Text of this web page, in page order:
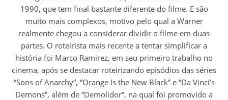
1990, que tem final bastante diferente do filme. E são
muito mais complexos, motivo pelo qual a Warner
realmente chegou a considerar dividir o filme em duas
partes. O roteirista mais recente a tentar simplificar a
história foi Marco Ramirez, em seu primeiro trabalho no
cinema, após se destacar roteirizando episódios das séries
“Sons of Anarchy”, “Orange Is the New Black” e “Da Vinci’s
Demons”, além de “Demolidor”, na qual foi promovido a